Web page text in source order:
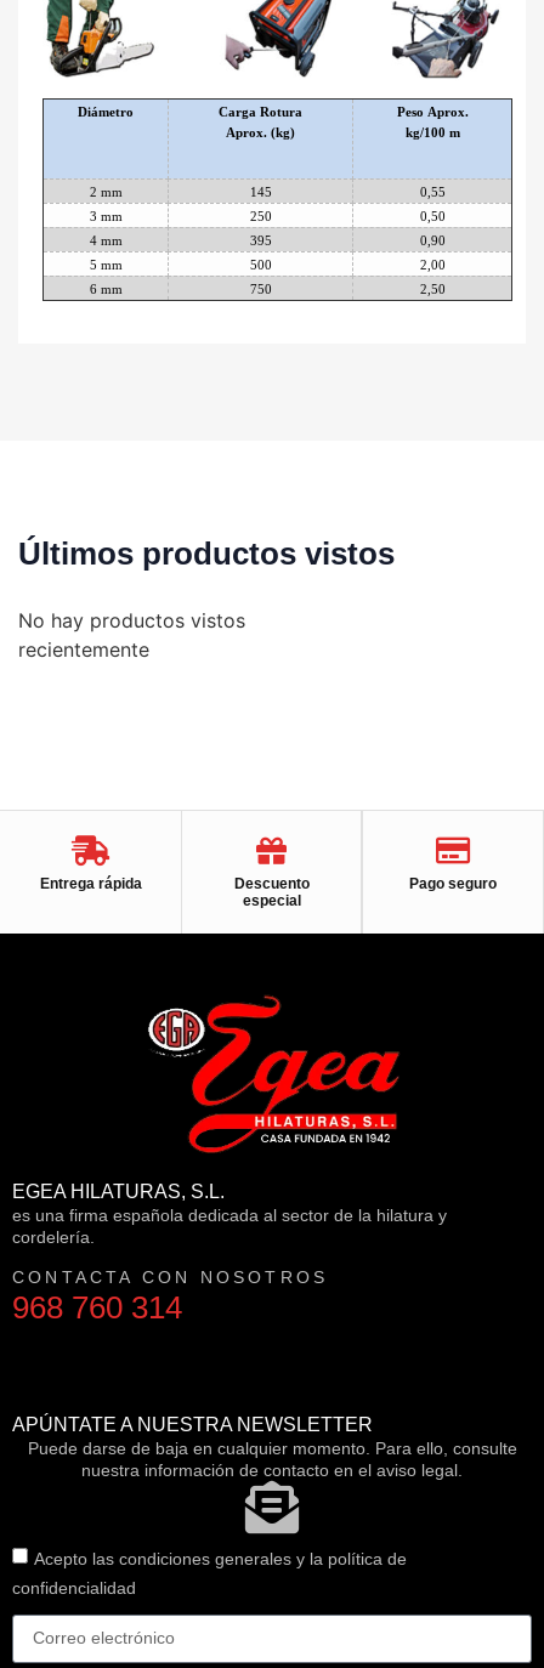
Diámetro
Carga Rotura
Aprox. (kg)
Peso Aprox.
kg/100 m
2 mm 145
0,55
3 mm
250
0,50
4 mm
395
0,90
5 mm
500
2,00
6 mm
750 2,50
Últimos productos vistos
No hay productos vistos
recientemente
Entrega rápida
Descuento
especial
Pago seguro
EGEA HILATURAS, S.L.
es una firma española dedicada al sector de la hilatura y
cordelería.
CONTACTA CON NOSOTROS
968 760 314
APÚNTATE A NUESTRA NEWSLETTER
Puede darse de baja en cualquier momento. Para ello, consulte
nuestra información de contacto en el aviso legal.
Acepto las condiciones generales y la política de
confidencialidad